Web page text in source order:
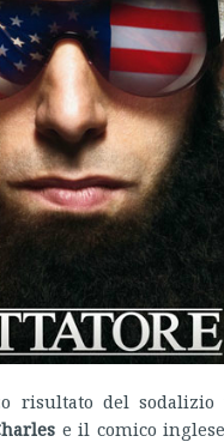
risultato del sodalizio
e il comico inglese